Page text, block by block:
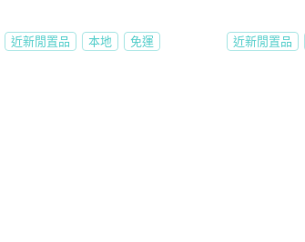
近新閒置品 本地 免運 近新閒置品